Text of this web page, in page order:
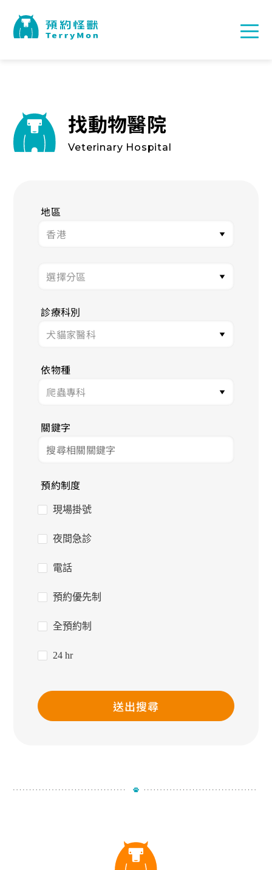
找動物醫院
Veterinary Hospital
地區
診療科別
依物種
關鍵字
預約制度
現場掛號
夜間急診
電話
預約優先制
全預約制
24 hr
送出搜尋